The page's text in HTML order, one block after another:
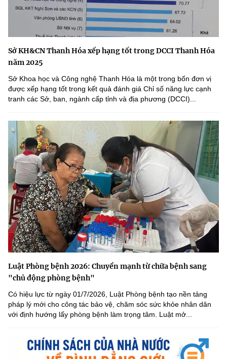
Sở KH&CN Thanh Hóa xếp hạng tốt trong DCCI Thanh Hóa
năm 2025
Sở Khoa học và Công nghệ Thanh Hóa là một trong bốn đơn vị
được xếp hạng tốt trong kết quả đánh giá Chỉ số năng lực cạnh
tranh các Sở, ban, ngành cấp tỉnh và địa phương (DCCI)...
Luật Phòng bệnh 2026: Chuyển mạnh từ chữa bệnh sang
"chủ động phòng bệnh"
Có hiệu lực từ ngày 01/7/2026, Luật Phòng bệnh tạo nền tảng
pháp lý mới cho công tác bảo vệ, chăm sóc sức khỏe nhân dân
với định hướng lấy phòng bệnh làm trọng tâm. Luật mở...